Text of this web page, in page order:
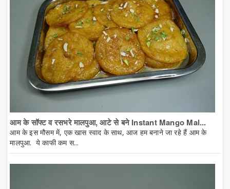
आम के सॉफ्ट व रसभरे मालपुआ, आटे से बने Instant Mango Mal...
आम के इस मौसम में, एक खास स्वाद के साथ, आज हम बनाने जा रहे हैं आम के
मालपुआ. ये काफी कम स...